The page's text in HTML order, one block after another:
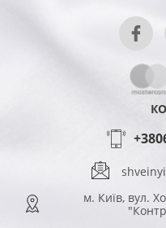
м. Київ, вул.